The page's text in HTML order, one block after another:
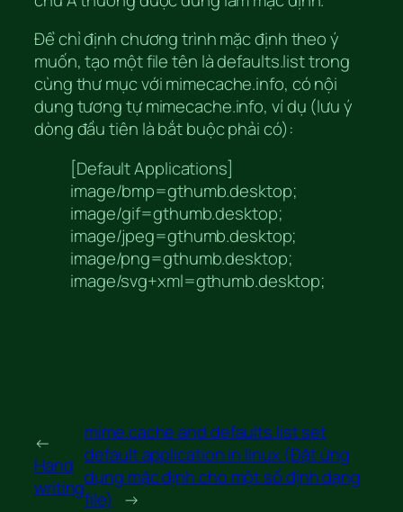
Để chỉ định chương trình mặc định theo ý
muốn, tạo một file tên là defaults.list trong
cùng thư mục với mimecache.info, có nội
dung tương tự mimecache.info, ví dụ (lưu ý
dòng đầu tiên là bắt buộc phải có):
[Default Applications]
image/bmp=gthumb.desktop;
image/gif=gthumb.desktop;
image/jpeg=gthumb.desktop;
image/png=gthumb.desktop;
image/svg+xml=gthumb.desktop;
←
Hand
writing
mime.cache and defaults.list set
default application in linux (Đặt ứng
dụng mặc định cho một số định dạng
file)
→